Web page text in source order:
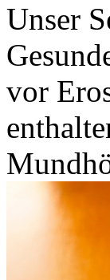
Unser
vor